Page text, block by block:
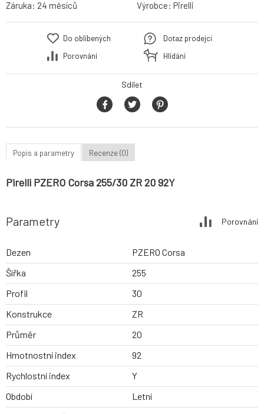
Záruka: 24 měsíců Výrobce: Pirelli
Do oblíbených
Porovnání
Dotaz prodejci
Hlídání
Sdílet
Popis a parametry Recenze (0)
Pirelli PZERO Corsa 255/30 ZR 20 92Y
Parametry Porovnání
Dezen
PZERO Corsa
Šířka
255
Profil
30
Konstrukce
ZR
Průměr
20
Hmotnostní index
92
Rychlostní index
Y
Období
Letní